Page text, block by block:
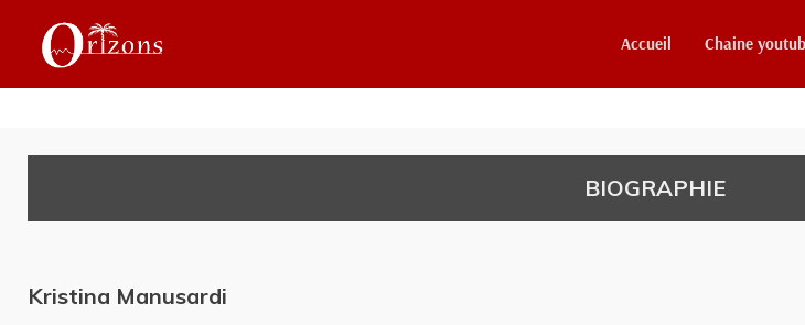
Accueil Chaine
BIOGRAPHIE
Kristina Manusardi